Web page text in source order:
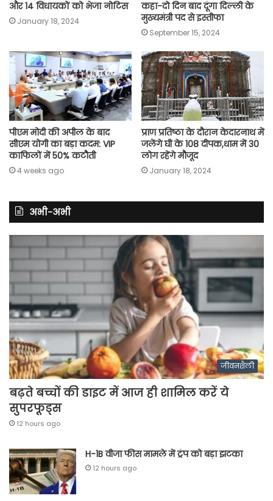
और 14 विधायकों को भेजा नोटिस
January 18, 2024
कहा-दो दिन बाद दूंगा दिल्ली के
मुख्यमंत्री पद से इस्तीफा
September 15, 2024
पीएम मोदी की अपील के बाद
सीएम योगी का बड़ा कदम: VIP
काफिलों में 50% कटौती
4 weeks ago
प्राण प्रतिष्ठा के दौरान केदारनाथ में
जलेंगे घी के 108 दीपक,धाम में 30
लोग रहेंगे मौजूद
January 18, 2024
अभी-अभी
जीवनशैली
बढ़ते बच्चों की डाइट में आज ही शामिल करें ये
सुपरफूड्स
12 hours ago
H-1B वीजा फीस मामले में ट्रंप को बड़ा झटका
12 hours ago